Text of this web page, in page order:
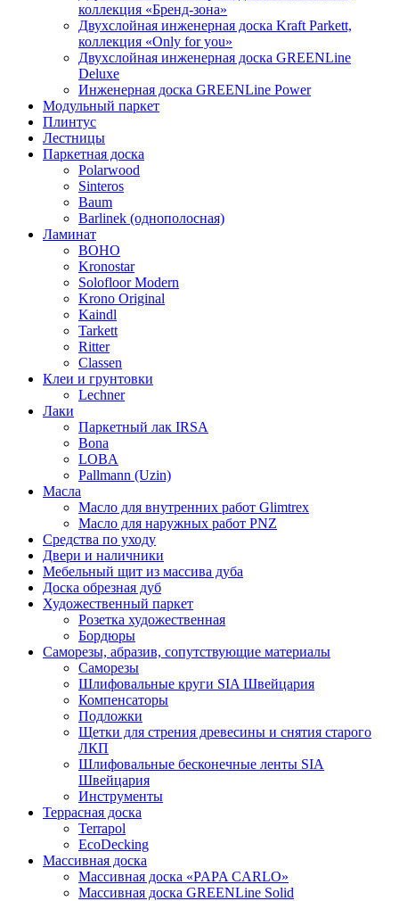
коллекция «Бренд-зона»
Двухслойная инженерная доска Kraft Parkett,
коллекция «Only for you»
Двухслойная инженерная доска GREENLine
Deluxe
Инженерная доска GREENLine Power
Модульный паркет
Плинтус
Лестницы
Паркетная доска
Polarwood
Sinteros
Baum
Barlinek (однополосная)
Ламинат
BOHO
Kronostar
Solofloor Modern
Krono Original
Kaindl
Tarkett
Ritter
Classen
Клеи и грунтовки
Lechner
Лаки
Паркетный лак IRSA
Bona
LOBA
Pallmann (Uzin)
Масла
Масло для внутренних работ Glimtrex
Масло для наружных работ PNZ
Средства по уходу
Двери и наличники
Мебельный щит из массива дуба
Доска обрезная дуб
Художественный паркет
Розетка художественная
Бордюры
Саморезы, абразив, сопутствующие материалы
Саморезы
Шлифовальные круги SIA Швейцария
Компенсаторы
Подложки
Щетки для стрения древесины и снятия старого
ЛКП
Шлифовальные бесконечные ленты SIA
Швейцария
Инструменты
Террасная доска
Terrapol
EcoDecking
Массивная доска
Массивная доска «PAPA CARLO»
Массивная доска GREENLine Solid